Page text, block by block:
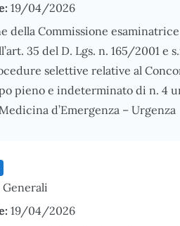
19/04/2026
della Commissione
35 del D. Lgs. n. 165/2001
selettive relative al
pieno e indeterminato di n. 4
d’Emergenza – Urgenza
Generali
19/04/2026